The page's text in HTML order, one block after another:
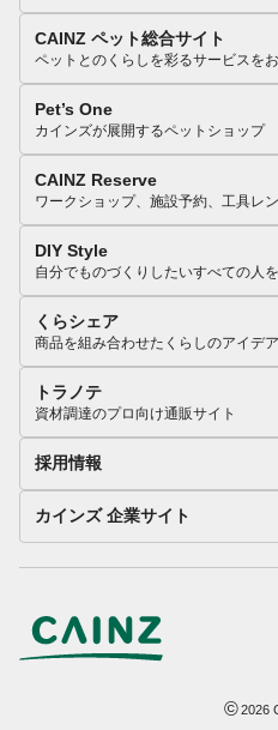
CAINZ ペット総合サイト
ペットとのくらしを彩るサービスを
Pet’s One
カインズが展開するペットショップ
CAINZ Reserve
ワークショップ、施設予約、工具レ
DIY Style
自分でものづくりしたいすべての人
くらシェア
商品を組み合わせたくらしのアイデ
トラノテ
資材調達のプロ向け通販サイト
採用情報
カインズ 企業サイト
©2026